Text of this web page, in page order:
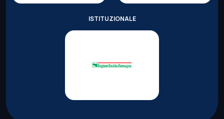
ISTITUZIONALE